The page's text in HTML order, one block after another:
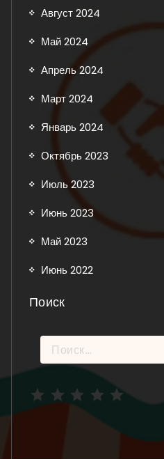
Август 2024
Май 2024
Апрель 2024
Март 2024
Январь 2024
Октябрь 2023
Июль 2023
Июнь 2023
Май 2023
Июнь 2022
Поиск
Найти: